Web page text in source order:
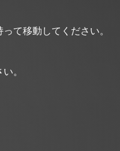
て移動してください。
。